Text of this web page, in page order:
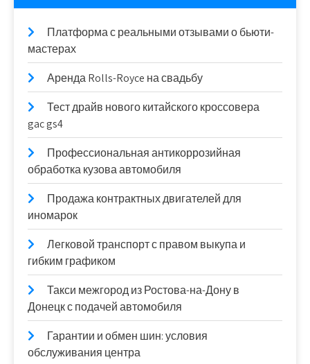
Платформа с реальными отзывами о бьюти-
мастерах
Аренда Rolls-Royce на свадьбу
Тест драйв нового китайского кроссовера
gac gs4
Профессиональная антикоррозийная
обработка кузова автомобиля
Продажа контрактных двигателей для
иномарок
Легковой транспорт с правом выкупа и
гибким графиком
Такси межгород из Ростова-на-Дону в
Донецк с подачей автомобиля
Гарантии и обмен шин: условия
обслуживания центра